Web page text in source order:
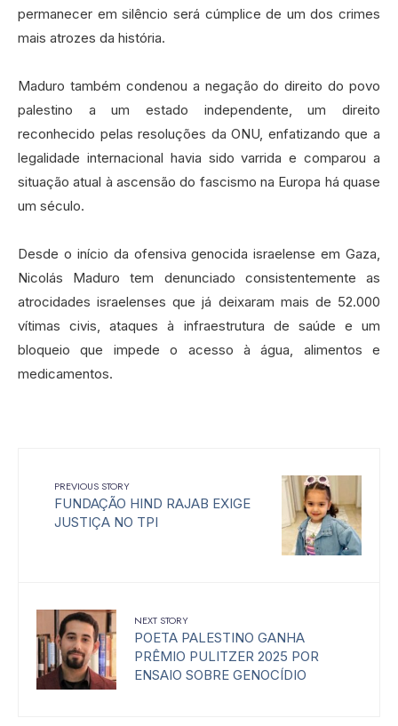
permanecer em silêncio será cúmplice de um dos crimes
mais atrozes da história.
Maduro também condenou a negação do direito do povo
palestino a um estado independente, um direito
reconhecido pelas resoluções da ONU, enfatizando que a
legalidade internacional havia sido varrida e comparou a
situação atual à ascensão do fascismo na Europa há quase
um século.
Desde o início da ofensiva genocida israelense em Gaza,
Nicolás Maduro tem denunciado consistentemente as
atrocidades israelenses que já deixaram mais de 52.000
vítimas civis, ataques à infraestrutura de saúde e um
bloqueio que impede o acesso à água, alimentos e
medicamentos.
PREVIOUS STORY
FUNDAÇÃO HIND RAJAB EXIGE
JUSTIÇA NO TPI
NEXT STORY
POETA PALESTINO GANHA
PRÊMIO PULITZER 2025 POR
ENSAIO SOBRE GENOCÍDIO